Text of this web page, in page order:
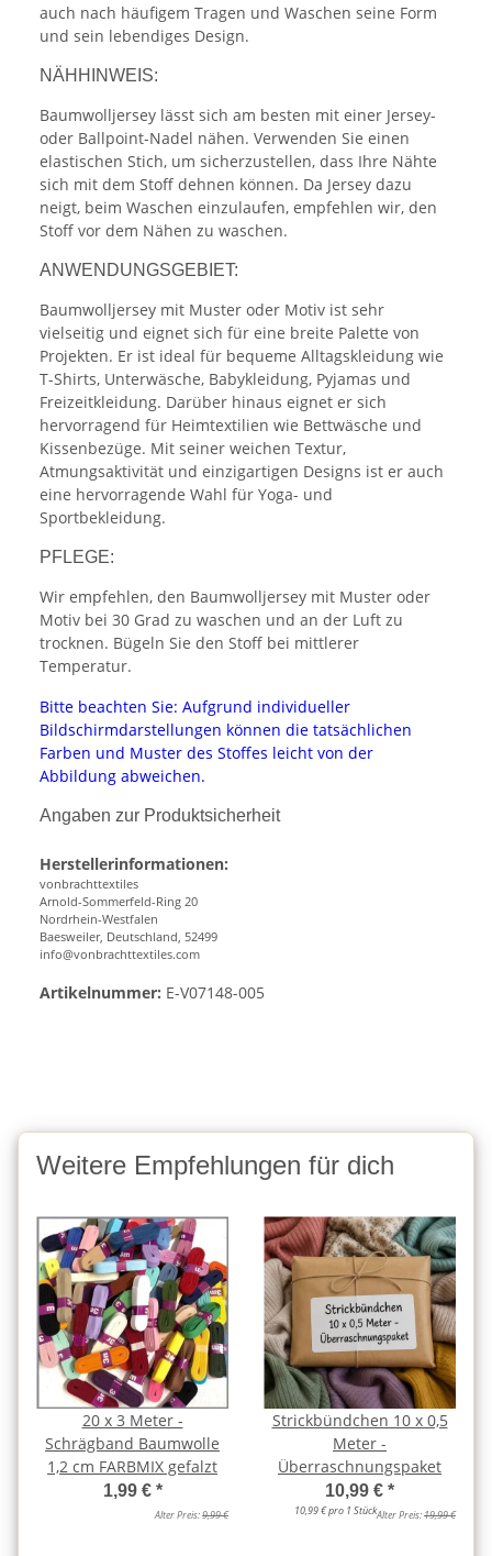
auch nach häufigem Tragen und Waschen seine Form
und sein lebendiges Design.
NÄHHINWEIS:
Baumwolljersey lässt sich am besten mit einer Jersey-
oder Ballpoint-Nadel nähen. Verwenden Sie einen
elastischen Stich, um sicherzustellen, dass Ihre Nähte
sich mit dem Stoff dehnen können. Da Jersey dazu
neigt, beim Waschen einzulaufen, empfehlen wir, den
Stoff vor dem Nähen zu waschen.
ANWENDUNGSGEBIET:
Baumwolljersey mit Muster oder Motiv ist sehr
vielseitig und eignet sich für eine breite Palette von
Projekten. Er ist ideal für bequeme Alltagskleidung wie
T-Shirts, Unterwäsche, Babykleidung, Pyjamas und
Freizeitkleidung. Darüber hinaus eignet er sich
hervorragend für Heimtextilien wie Bettwäsche und
Kissenbezüge. Mit seiner weichen Textur,
Atmungsaktivität und einzigartigen Designs ist er auch
eine hervorragende Wahl für Yoga- und
Sportbekleidung.
PFLEGE:
Wir empfehlen, den Baumwolljersey mit Muster oder
Motiv bei 30 Grad zu waschen und an der Luft zu
trocknen. Bügeln Sie den Stoff bei mittlerer
Temperatur.
Bitte beachten Sie: Aufgrund individueller
Bildschirmdarstellungen können die tatsächlichen
Farben und Muster des Stoffes leicht von der
Abbildung abweichen.
Angaben zur Produktsicherheit
Herstellerinformationen:
vonbrachttextiles
Arnold-Sommerfeld-Ring 20
Nordrhein-Westfalen
Baesweiler, Deutschland, 52499
info@vonbrachttextiles.com
Artikelnummer: E-V07148-005
Weitere Empfehlungen für dich
20 x 3 Meter -
Schrägband Baumwolle
1,2 cm FARBMIX gefalzt
1,99 € *
Alter Preis:9,99 €
Strickbündchen 10 x 0,5
Meter -
Überraschnungspaket
10,99 € *
10,99 € pro 1 StückAlter Preis:19,99 €